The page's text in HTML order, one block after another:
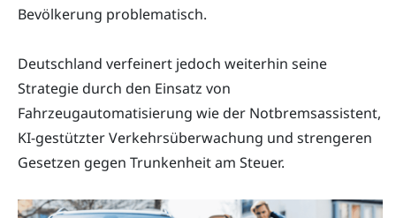
Bevölkerung problematisch.
Deutschland verfeinert jedoch weiterhin seine
Strategie durch den Einsatz von
Fahrzeugautomatisierung wie der Notbremsassistent,
KI-gestützter Verkehrsüberwachung und strengeren
Gesetzen gegen Trunkenheit am Steuer.